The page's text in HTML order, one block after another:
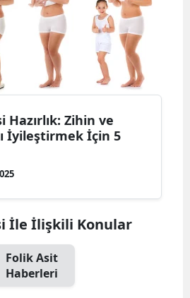
Bitlis
Burdur
Çanakkale
Denizli
Diyarbakır
Zihin ve
İyileştirmek İçin 5
İle İlişkili Konular
Folik Asit
Haberleri